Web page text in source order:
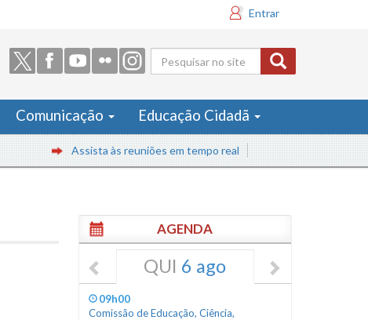
Entrar
Formulário
de busca
Comunicação Educação Cidadã
Assista às reuniões em tempo real
AGENDA
QUI 6 ago
09h00
Comissão de Educação, Ciência,